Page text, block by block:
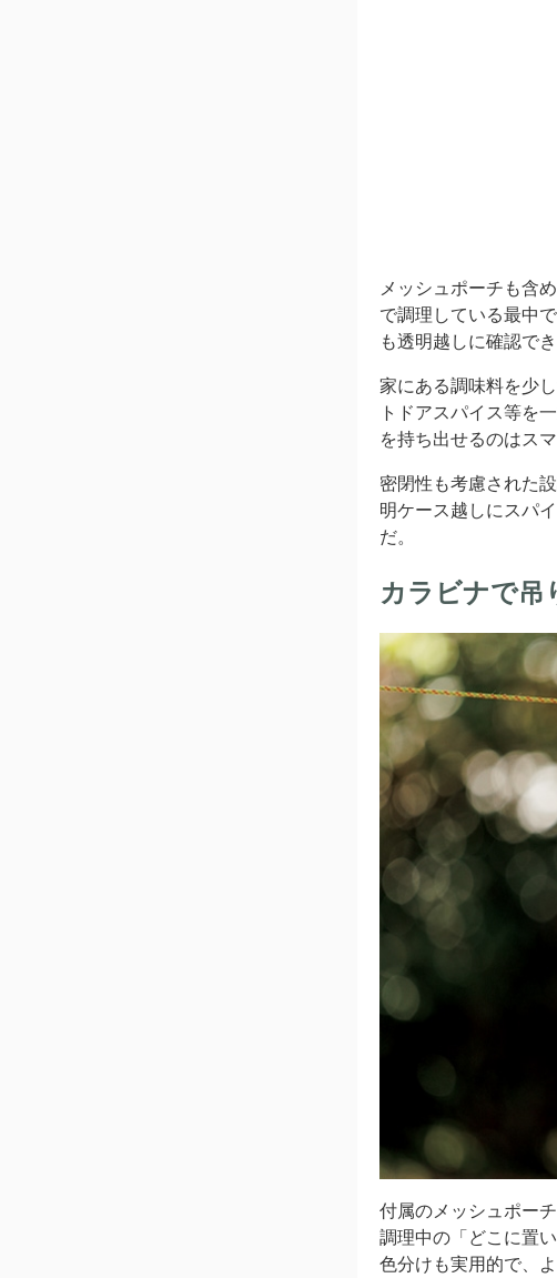
メッシュポーチも含
で調理している最中
も透明越しに確認で
家にある調味料を少
トドアスパイス等を
を持ち出せるのはスマ
密閉性も考慮された
明ケース越しにスパ
だ。
カラビナで
付属のメッシュポー
調理中の「どこに置
色分けも実用的で、